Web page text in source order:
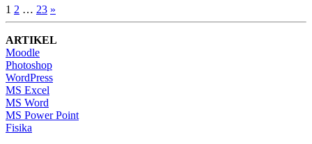
1 2 … 23 »
ARTIKEL
Moodle
Photoshop
WordPress
MS Excel
MS Word
MS Power Point
Fisika